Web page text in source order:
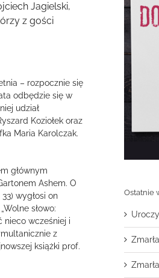
Jagielski,
z gości
– rozpocznie się
odbędzie się w
udział
Koziołek oraz
Maria Karolczak.
głównym
Ashem. O
wygłosi on
słowo:
nieco wcześniej i
z
książki prof.
Ostatnie